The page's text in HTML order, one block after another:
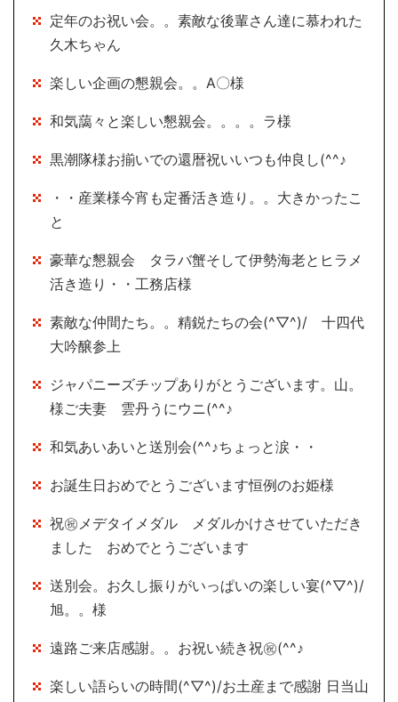
定年のお祝い会。。素敵な後輩さん達に慕われた
久木ちゃん
楽しい企画の懇親会。。A〇様
和気藹々と楽しい懇親会。。。。ラ様
黒潮隊様お揃いでの還暦祝いいつも仲良し(^^♪
・・産業様今宵も定番活き造り。。大きかったこ
と
豪華な懇親会 タラバ蟹そして伊勢海老とヒラメ
活き造り・・工務店様
素敵な仲間たち。。精鋭たちの会(^▽^)/ 十四代
大吟醸参上
ジャパニーズチップありがとうございます。山。
様ご夫妻 雲丹うにウニ(^^♪
和気あいあいと送別会(^^♪ちょっと涙・・
お誕生日おめでとうございます恒例のお姫様
祝㊗メデタイメダル メダルかけさせていただき
ました おめでとうございます
送別会。お久し振りがいっぱいの楽しい宴(^▽^)/
旭。。様
遠路ご来店感謝。。お祝い続き祝㊗(^^♪
楽しい語らいの時間(^▽^)/お土産まで感謝 日当山